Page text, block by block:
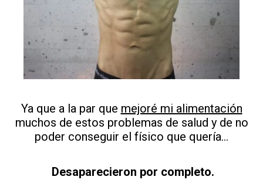
Ya que a la par que mejoré mi alimentación
muchos de estos problemas de salud y de no
poder conseguir el físico que quería...
Desaparecieron por completo.